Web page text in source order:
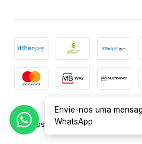
2026 JJ
Todos os Direitos Reservados.
Envie-nos uma
WhatsApp